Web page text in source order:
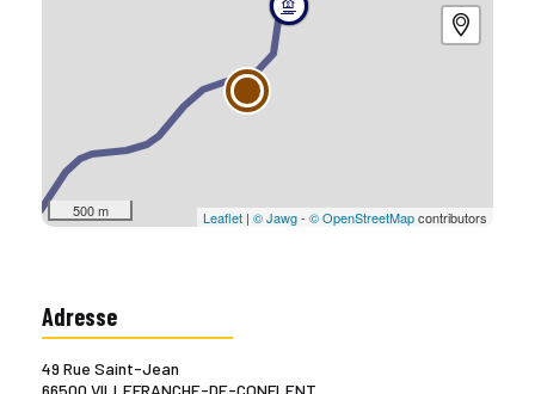
500 m Leaflet | © Jawg- © OpenStreetMapcontributors
Adresse
49 Rue Saint-Jean
66500 VILLEFRANCHE-DE-CONFLENT